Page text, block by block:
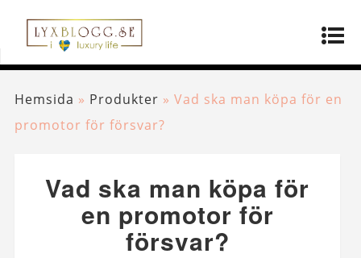
Hemsida » Produkter » Vad ska man köpa för en
promotor för försvar?
Vad ska man köpa för
en promotor för
försvar?